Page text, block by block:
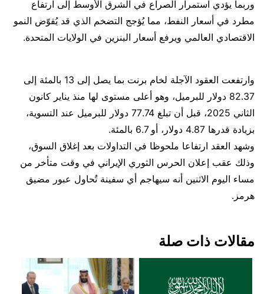
وربما يؤدي استمرار الصراع في الشرق الأوسط إلى ارتفاع
مطرد في أسعار النفط، ​مما يُؤجج التضخم الذي قد يُقوّض النمو
الاقتصادي العالمي ويرفع أسعار البنزين في الولايات المتحدة.
وارتفعت العقود الآجلة لخام برنت بما يصل إلى 13 بالمئة ‌إلى
82.37 دولار للبرميل، وهو أعلى مستوى لها منذ يناير كانون
الثاني 2025، قبل أن تبلغ 77.74 دولار للبرميل عند التسوية،
بزيادة قدرها 4.87 دولار، أو 6.7 بالمئة.
وشهد العقد ارتفاعا ملحوظا في التداولات بعد إغلاق السوق،
وذلك عقب إعلان الحرس الثوري الإيراني في وقت متأخر من
مساء اليوم الاثنين أنه سيهاجم أي سفينة تُحاول عبور مضيق
هرمز.
مقالات ذات صلة